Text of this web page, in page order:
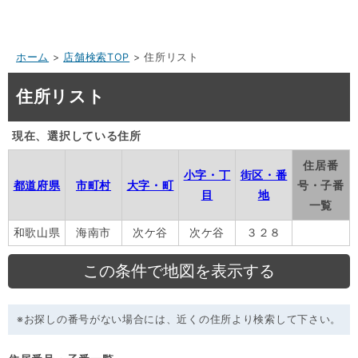
ホーム > 店舗検索TOP > 住所リスト
住所リスト
現在、選択している住所
都道府県 市町村 大字・町
小字・丁
目
街区・番
地
住居番
号・子番
一覧
和歌山県
海南市 次ケ谷 次ケ谷 ３２８
※お探しの番号がない場合には、近くの住所より検索して下さい。